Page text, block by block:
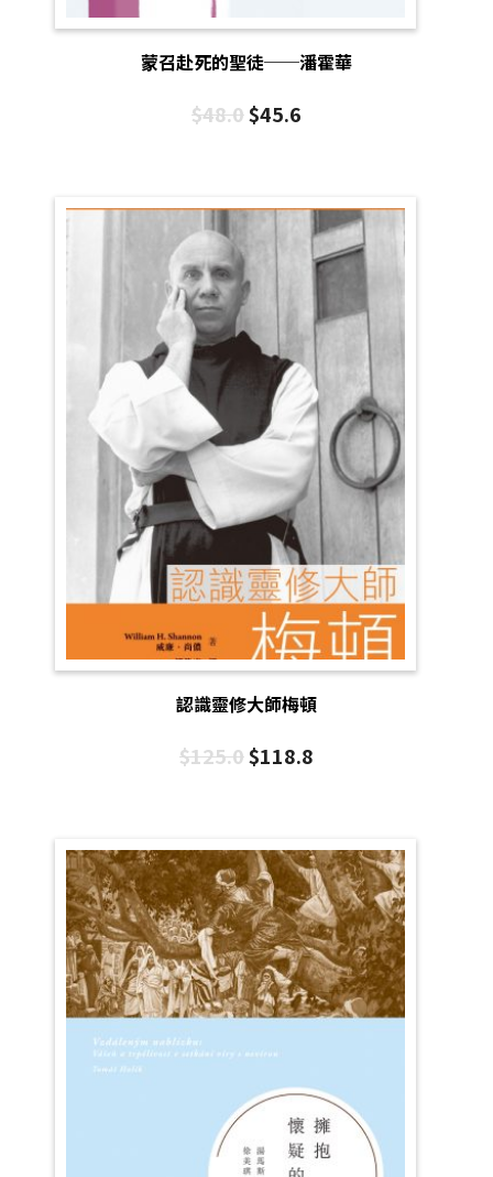
蒙召赴死的聖徒──潘霍華
$48.0$45.6
認識靈修大師梅頓
$125.0$118.8